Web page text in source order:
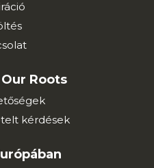
Roots
kérdések